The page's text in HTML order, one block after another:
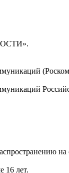
на
16 лет.